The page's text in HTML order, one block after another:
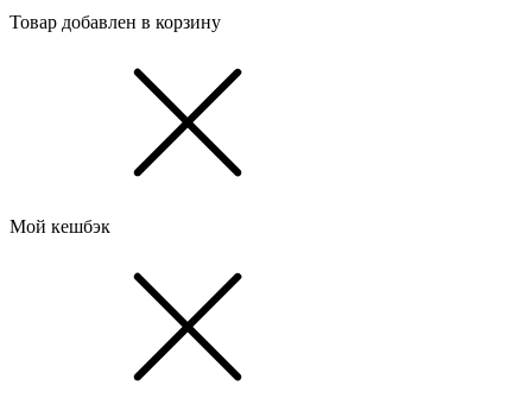
Товар добавлен в корзину
Мой кешбэк